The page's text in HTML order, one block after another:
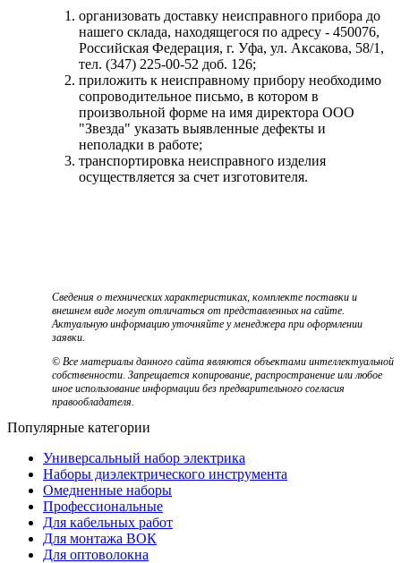
организовать доставку неисправного прибора до
нашего склада, находящегося по адресу - 450076,
Российская Федерация, г. Уфа, ул. Аксакова, 58/1,
тел. (347) 225-00-52 доб. 126;
приложить к неисправному прибору необходимо
сопроводительное письмо, в котором в
произвольной форме на имя директора ООО
"Звезда" указать выявленные дефекты и
неполадки в работе;
транспортировка неисправного изделия
осуществляется за счет изготовителя.
Сведения о технических характеристиках, комплекте поставки и
внешнем виде могут отличаться от представленных на сайте.
Актуальную информацию уточняйте у менеджера при оформлении
заявки.
© Все материалы данного сайта являются объектами интеллектуальной
собственности. Запрещается копирование, распространение или любое
иное использование информации без предварительного согласия
правообладателя.
Популярные категории
Универсальный набор электрика
Наборы диэлектрического инструмента
Омедненные наборы
Профессиональные
Для кабельных работ
Для монтажа ВОК
Для оптоволокна